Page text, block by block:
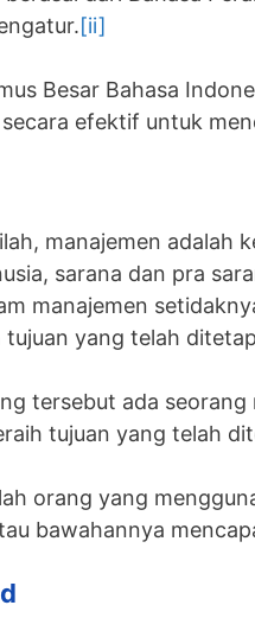
[ii]
Besar Bahasa
efektif untuk
manajemen adalah
sarana dan pra
manajemen
tujuan yang telah
tersebut ada
tujuan yang telah
orang yang
bawahannya